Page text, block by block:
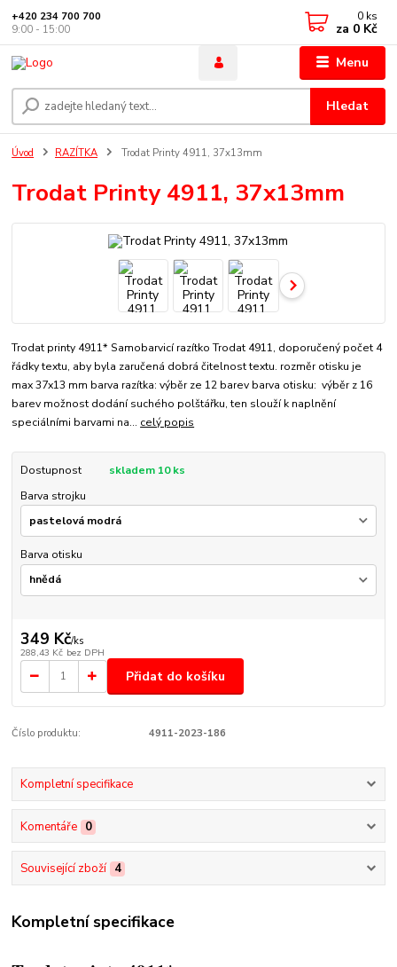
Menu
Hledat
+420 234 700 700
9:00 - 15:00
0 ks
za 0 Kč
Úvod RAZÍTKA Trodat Printy 4911, 37x13mm
Trodat Printy 4911, 37x13mm
Trodat printy 4911* Samobarvicí razítko Trodat 4911, doporučený počet 4
řádky textu, aby byla zaručená dobrá čitelnost textu. rozměr otisku je
max 37x13 mm barva razítka: výběr ze 12 barev barva otisku: výběr z 16
barev možnost dodání suchého polštářku, ten slouží k naplnění
speciálními barvami na... celý popis
Dostupnost
skladem 10 ks
Barva strojku
Barva otisku
349 Kč/ks
288,43 Kč bez DPH
Přidat do košíku
Číslo produktu: 4911-2023-186
Kompletní specifikace
Komentáře 0
Související zboží 4
Kompletní specifikace